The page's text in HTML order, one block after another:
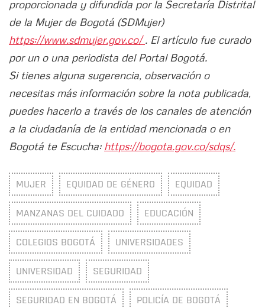
proporcionada y difundida por la Secretaría Distrital
de la Mujer de Bogotá (SDMujer)
https://www.sdmujer.gov.co/. El artículo fue curado
por un o una periodista del Portal Bogotá.
Si tienes alguna sugerencia, observación o
necesitas más información sobre la nota publicada,
puedes hacerlo a través de los canales de atención
a la ciudadanía de la entidad mencionada o en
Bogotá te Escucha: https://bogota.gov.co/sdqs/.
MUJER EQUIDAD DE GÉNERO EQUIDAD
MANZANAS DEL CUIDADO EDUCACIÓN
COLEGIOS BOGOTÁ UNIVERSIDADES
UNIVERSIDAD SEGURIDAD
SEGURIDAD EN BOGOTÁ POLICÍA DE BOGOTÁ